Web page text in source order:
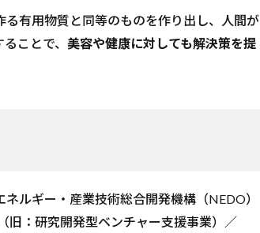
有用物質と同等のものを作り出し、人間が
ことで、 美容や健康に対しても解決策を提
ルギー・産業技術総合開発機構（NEDO）
旧：研究開発型ベンチャー支援事業）／